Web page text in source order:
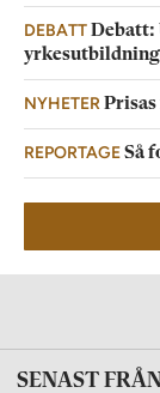
DEBATTDebatt:
NYHETER
REPORTAGESå
SENAST